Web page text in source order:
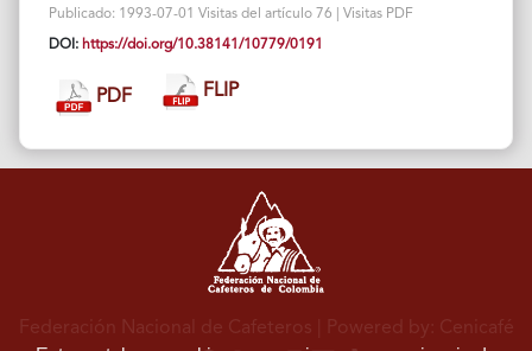
Publicado: 1993-07-01 Visitas del artículo 76 | Visitas PDF
DOI: https://doi.org/10.38141/10779/0191
PDF FLIP
Federación Nacional de Cafeteros | Powered by: Cenicafé